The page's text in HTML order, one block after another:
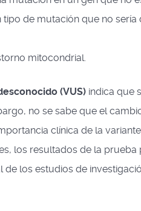
tipo de mutación que no
mitocondrial.
(VUS) indica que
no se sabe que el
clínica de la
los resultados de la
los estudios de